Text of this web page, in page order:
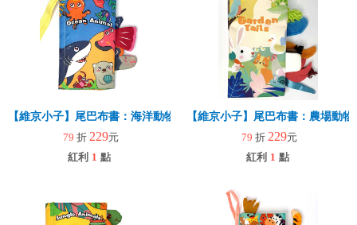
【維京小子】尾巴布書：海洋動物
79 折 229元
紅利 1 點
【維京小子】尾巴布書：農場動物
79 折 229元
紅利 1 點